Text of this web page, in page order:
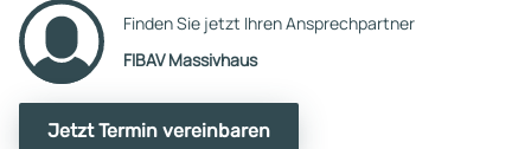
nicht mehr erreichbar.
Finden Sie jetzt Ihren Ansprechpartner
FIBAV Massivhaus
Jetzt Termin vereinbaren